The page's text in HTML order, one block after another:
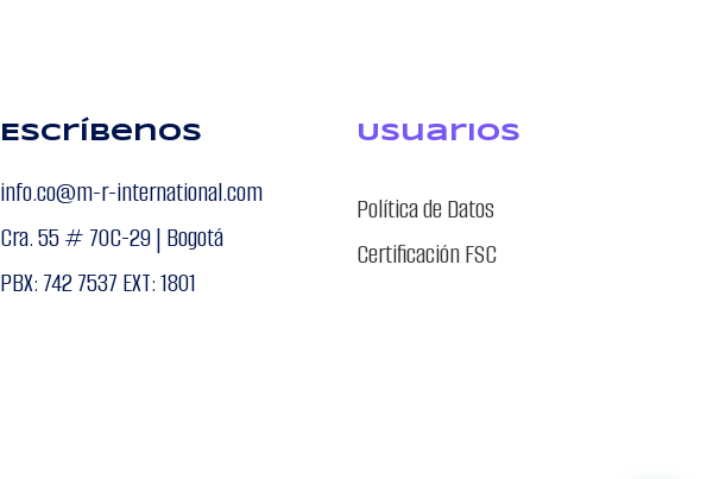
Escríbenos
info.co@m-r-international.com
Cra. 55 # 70C-29 | Bogotá
PBX: 742 7537 EXT: 1801
USuarios
Política de Datos
Certificación FSC